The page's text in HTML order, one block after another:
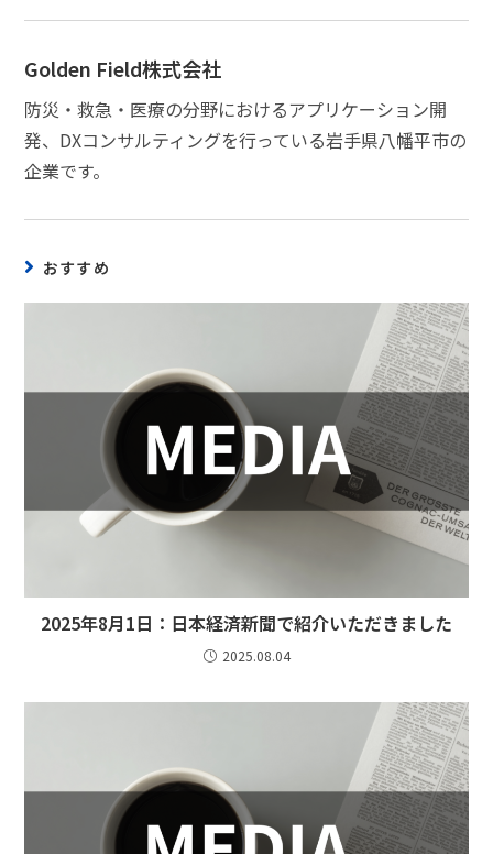
Golden Field株式会社
防災・救急・医療の分野におけるアプリケーション開
発、DXコンサルティングを行っている岩手県八幡平市の
企業です。
おすすめ
2025年8月1日：日本経済新聞で紹介いただきました
2025.08.04